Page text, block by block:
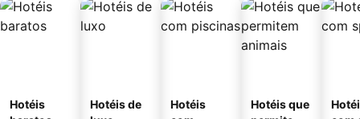
Hotéis
Hotéis de
Hotéis
Hotéis que